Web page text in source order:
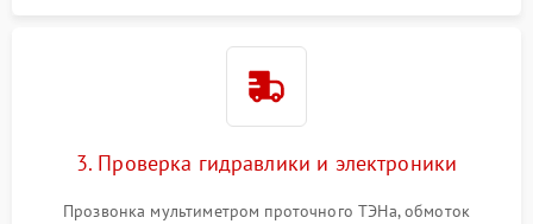
3. Проверка гидравлики и электроники
Прозвонка мультиметром проточного ТЭНа, обмоток